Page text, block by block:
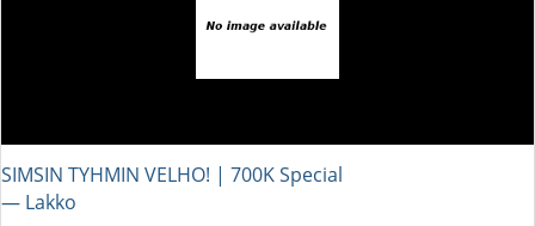
SIMSIN TYHMIN VELHO! | 700K Special
― Lakko